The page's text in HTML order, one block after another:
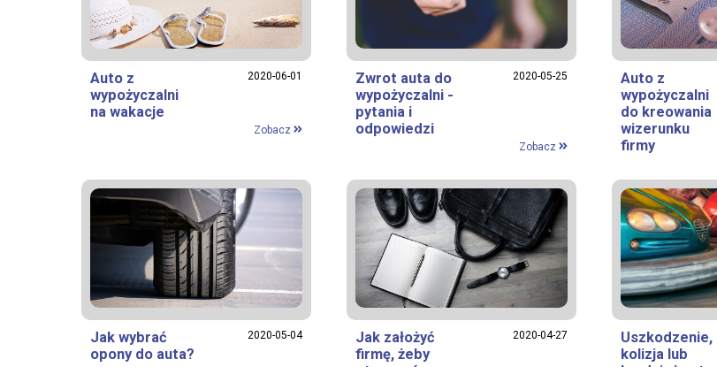
Auto z
wypożyczalni
na wakacje
2020-06-01
Zobacz
Zwrot auta do
wypożyczalni -
pytania i
odpowiedzi
2020-05-25
Zobacz
Auto z
wypożyczalni
do kreowania
wizerunku
firmy
Jak wybrać
opony do auta?
2020-05-04
Jak założyć
firmę, żeby
2020-04-27
Uszkodzenie,
kolizja lub